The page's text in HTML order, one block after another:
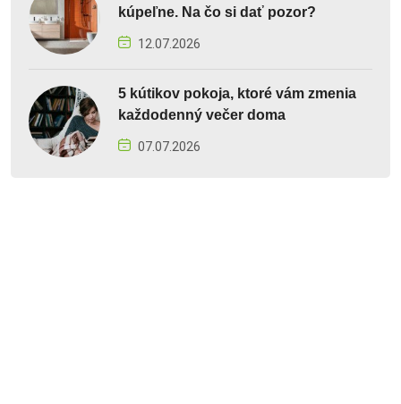
kúpeľne. Na čo si dať pozor?
12.07.2026
5 kútikov pokoja, ktoré vám zmenia
každodenný večer doma
07.07.2026